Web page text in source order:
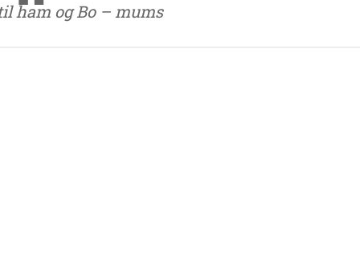
ham og Bo – mums